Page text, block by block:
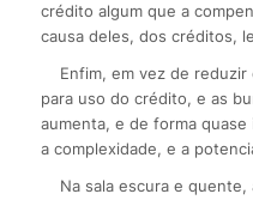
crédito algum que a
causa deles, dos créditos,
Enfim, em vez de
para uso do crédito, e as
aumenta, e de forma
a complexidade, e a
Na sala escura e